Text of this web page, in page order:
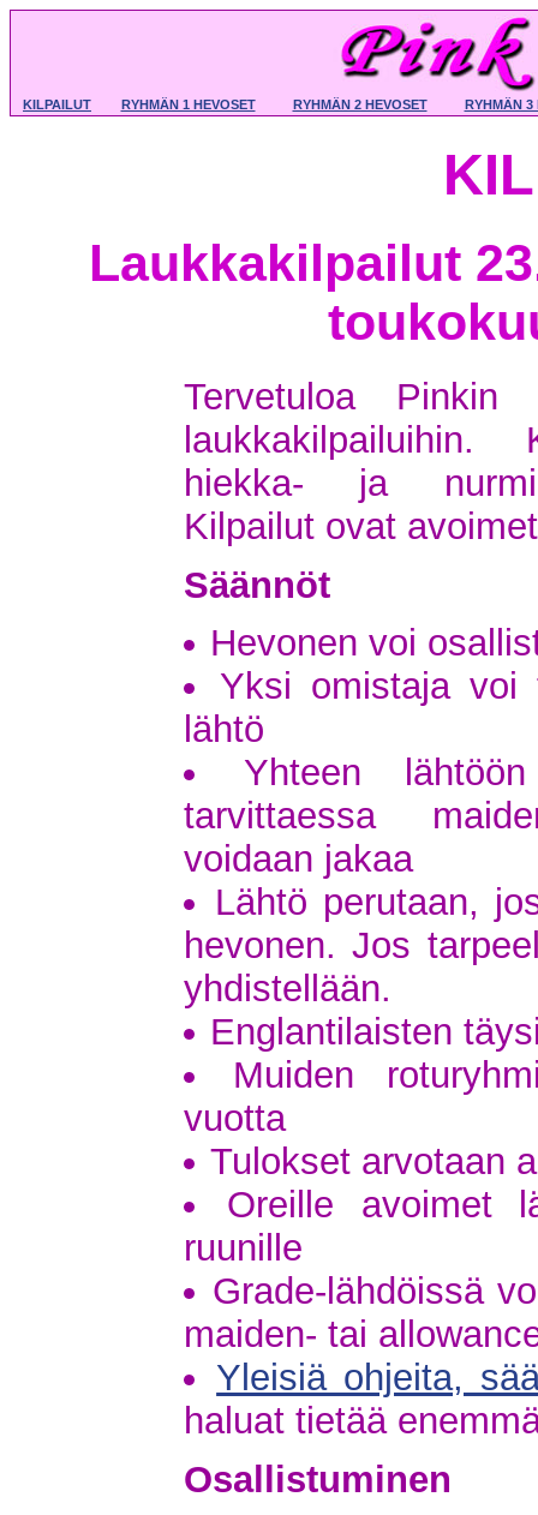
KILPAILUT RYHMÄN 1 HEVOSET RYHMÄN 2 HEVOSET RYHMÄN 3
Laukkakilpailut
Tervetuloa
hiekka- ja
Kilpailut ovat
Säännöt
Hevonen voi
Yksi omistaja
lähtö
Yhteen
tarvittaessa
voidaan jakaa
Lähtö perutaan,
hevonen. Jos
yhdistellään.
Englantilaisten
Muiden
vuotta
Tulokset arvotaan
Oreille avoimet
ruunille
Grade-lähdöissä
maiden- tai
Yleisiä ohjeita,
haluat tietää
Osallistuminen